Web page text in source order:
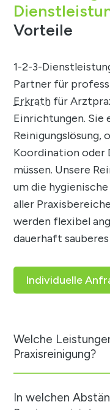
Vorteile
1-2-3-
Partner für
Erkrath für
Einrichtungen. Sie
Reinigungslösung,
Koordination oder
müssen. Unsere
um die
aller
werden flexibel
dauerhaft
Individuelle
Welche
Praxisreinigung?
In welchen